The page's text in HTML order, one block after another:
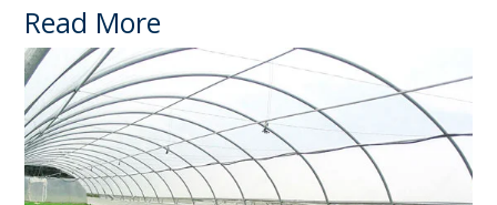
Read More